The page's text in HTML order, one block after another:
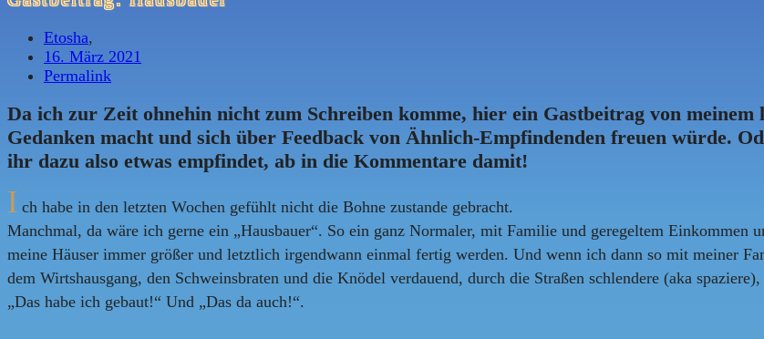
Etosha,
16. März 2021
Permalink
Da ich zur Zeit ohnehin nicht zum Schreiben komme, hier ein Gastbeitrag von
Gedanken macht und sich über Feedback von Ähnlich-Empfindenden freuen würde.
ihr dazu also etwas empfindet, ab in die Kommentare damit!
I ch habe in den letzten Wochen gefühlt nicht die Bohne zustande gebracht.
Manchmal, da wäre ich gerne ein „Hausbauer“. So ein ganz Normaler, mit Familie und geregeltem Einkommen
meine Häuser immer größer und letztlich irgendwann einmal fertig werden. Und wenn ich dann so mit meiner
dem Wirtshausgang, den Schweinsbraten und die Knödel verdauend, durch die Straßen schlendere (aka
„Das habe ich gebaut!“ Und „Das da auch!“.